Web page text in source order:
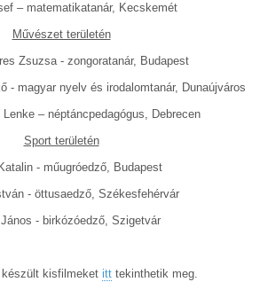
– matematikatanár, Kecskemét
Művészet területén
Zsuzsa - zongoratanár, Budapest
- magyar nyelv és irodalomtanár, Dunaújváros
– néptáncpedagógus, Debrecen
Sport területén
- műugróedző, Budapest
- öttusaedző, Székesfehérvár
- birkózóedző, Szigetvár
kisfilmeket itttekinthetik meg.